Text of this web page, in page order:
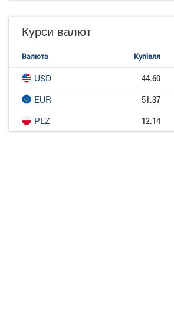
Курси валют
Валюта Купівля
USD 44.60
EUR
51.37
PLZ
12.14